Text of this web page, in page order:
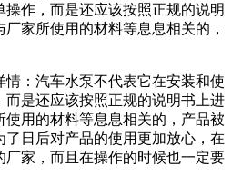
作，而是还应该按照正规的说明
家所使用的材料等息息相关的，
：汽车水泵不代表它在安装和使
而是还应该按照正规的说明书上进
用的材料等息息相关的，产品被
日后对产品的使用更加放心，在
厂家，而且在操作的时候也一定要